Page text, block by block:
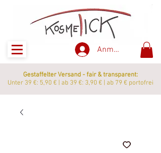
Anmelden
Gestaffelter Versand - fair & transparent:
Unter 39 €: 5,90 € | ab 39 €: 3,90 € | ab 79 € portofrei